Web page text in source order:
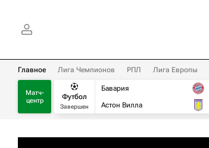
Главное Лига Чемпионов РПЛ Лига Европы
Матч-
центр
Футбол
Завершен
Бавария
Астон Вилла